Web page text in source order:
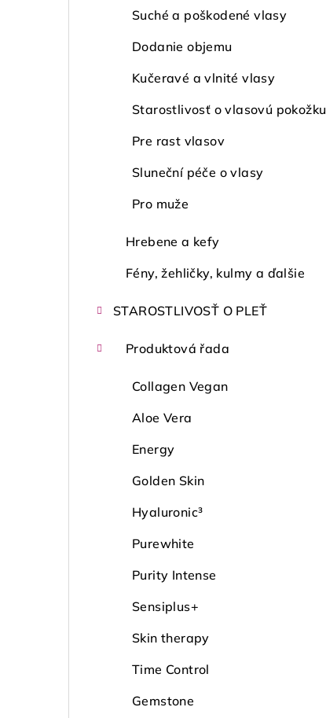
Suché a poškodené vlasy
Dodanie objemu
Kučeravé a vlnité vlasy
Starostlivosť o vlasovú pokožku
Pre rast vlasov
Sluneční péče o vlasy
Pro muže
Hrebene a kefy
Fény, žehličky, kulmy a ďalšie
STAROSTLIVOSŤ O PLEŤ
Produktová řada
Collagen Vegan
Aloe Vera
Energy
Golden Skin
Hyaluronic³
Purewhite
Purity Intense
Sensiplus+
Skin therapy
Time Control
Gemstone